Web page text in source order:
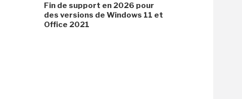
Fin de support en 2026 pour
des versions de Windows 11 et
Office 2021